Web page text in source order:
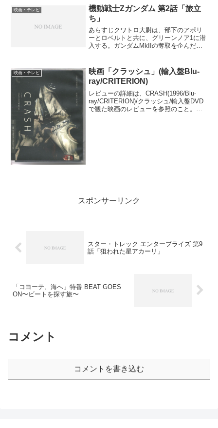
殺されてしまう役で、印象に残っている
のだが、その後はぱっとし...
映画・テレビ
機動戦士Zガンダム 第2話「旅立
ち」
あらすじクワトロ大尉は、部下のアポリ
ーとロベルトと共に、グリーンノア1に潜
入する。ガンダムMkIIの奪取を企んだの
態は動かなかった。カミーユは、取調室
から脱走し、彼を...
映画・テレビ
映画「クラッシュ」(輸入盤Blu-
ray/CRITERION)
レビューの詳細は、CRASH(1996/Blu-
ray/CRITERION)/クラッシュ/輸入盤DVD
で観た映画のレビューを参照のこと。
スポンサーリンク
スター・トレック エンタープライズ 第9
話「狙われた星アカーリ」
「コヨーテ、海へ」特番 BEAT GOES
ON〜ビートを探す旅〜
コメント
コメントを書き込む